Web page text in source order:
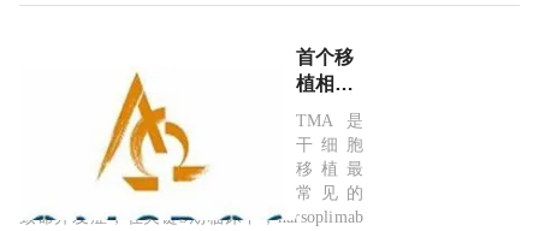
(iCCA)：
制率
74.8%!
首个移
植相关
血栓性
微血管
病
(HSCT-
TMA)
TMA是
干细胞
移植最
常见的
致命并发症，在关键3期临床中，narsoplimab